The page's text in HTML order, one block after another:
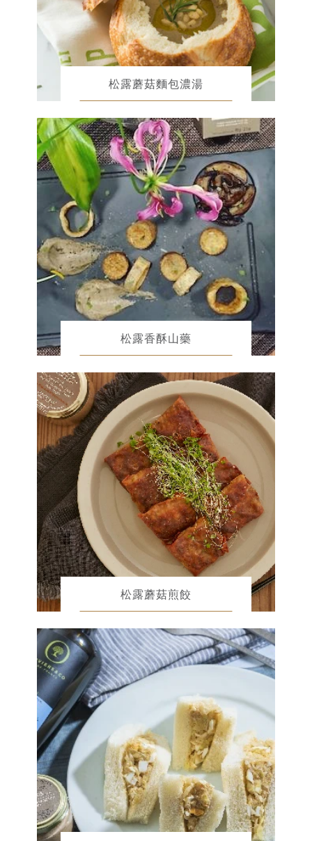
松露蘑菇麵包濃湯
松露香酥山藥
松露蘑菇煎餃